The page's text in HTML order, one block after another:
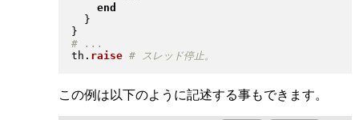
end
}
}
th . raise
この例は以下のように記述する事もできます。